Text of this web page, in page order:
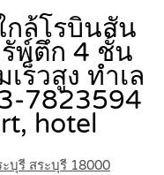
กล้โรบินสัน
พ์ตึก 4 ชั้น
ร็วสูง ทำเล
hotel
บุรี สระบุรี 18000